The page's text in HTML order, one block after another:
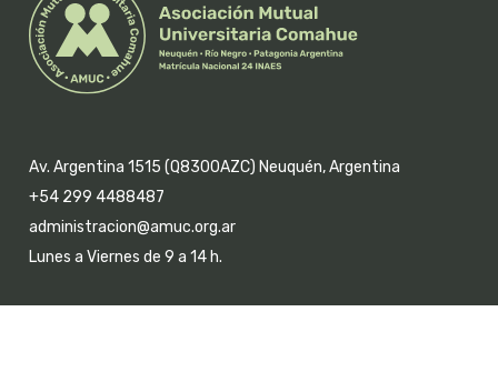
Av. Argentina 1515 (Q8300AZC) Neuquén, Argentina
+54 299 4488487
administracion@amuc.org.ar
Lunes a Viernes de 9 a 14 h.